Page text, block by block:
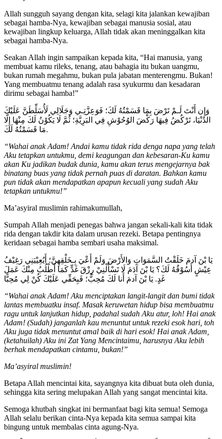
Allah sungguh sayang dengan kita, selagi kita jalankan kewajiban
sebagai hamba-Nya, kewajiban sebagai manusia sosial, atau
kewajiban lingkup keluarga, Allah tidak akan meninggalkan kita
sebagai hamba-Nya.
Seakan Allah ingin sampaikan kepada kita, “Hai manusia, yang
membuat kamu rileks, tenang, atau bahagia itu bukan uangmu,
bukan rumah megahmu, bukan pula jabatan menterengmu. Bukan!
Yang membuatmu tenang adalah rasa syukurmu dan kesadaran
dirimu sebagai hamba!”
وَإِن أَنْتَ لَـمْ تَرْضَ بِمَا قَسَمْتُهُ لَكَ؛ فَوَعِزَّتِـي وَجَلَالِي لَأُسَلِّطَنَّ عَلَيْكَ
الدُنْيَا، تَرْكُضُ فِيهَا رَكْضَ الوُحُوْشِ فِي البَرِيَّةِ؛ ثُمَّ لَا يَكُوْنُ لَكَ مِنْهَا إِلَّا
مَا قَسَمْتُهُ لَكَ.
“Wahai anak Adam! Andai kamu tidak rida denga napa yang telah
Aku tetapkan untukmu, demi keagungan dan kebesaran-Ku kamu
akan Ku jadikan budak dunia, kamu akan terus mengejarnya bak
binatang buas yang tidak pernah puas di daratan. Bahkan kamu
pun tidak akan mendapatkan apapun kecuali yang sudah Aku
tetapkan untukmu!”
Ma’asyiral muslimin rahimakumullah,
Sumpah Allah menjadi penegas bahwa jangan sekali-kali kita tidak
rida dengan takdir kita dalam urusan rezeki. Betapa pentingnya
keridaan sebagai hamba sembari usaha maksimal.
يَا بْنَ آدمَ خَلَقْتُ السَّمَوَاتِ وَالأَرْضَ وَلَمْ أَعْيَ بِـخَلْقِهِنَّ؛ أَيُعِيْيَنِي رَغِيْفُ
عِيْشٍ أَسُوْقُهُ لَكَ؟ يَا بْنَ آدَمَ لَا تَسْأَلْنِيْ رِزْقَ غَدٍّ كَمَا أَطْلُبُ مِنْكَ عَمَلَ
غَدٍ. يَا بْنَ آدمَ أَنا لَكَ مُحِبٌّ؛ فَبِحَقِّي عَلَيْكَ كُنْ لِي مُحِبًّا
“Wahai anak Adam! Aku menciptakan langit-langit dan bumi tidak
lantas membuatku insaf. Masak keruwetan hidup bisa membuatmu
ragu untuk lanjutkan hidup, padahal sudah Aku atur, loh! Hai anak
Adam! (Sudah) janganlah kau menuntut untuk rezeki esok hari, toh
Aku juga tidak menuntut amal baik di hari esok! Hai anak Adam,
(ketahuilah) Aku ini Zat Yang Mencintaimu, harusnya Aku lebih
berhak mendapatkan cintamu, bukan!”
Ma’asyiral muslimin!
Betapa Allah mencintai kita, sayangnya kita dibuat buta oleh dunia,
sehingga kita sering melupakan Allah yang sangat mencintai kita.
Semoga khutbah singkat ini bermanfaat bagi kita semua! Semoga
Allah selalu berikan cinta-Nya kepada kita semua sampai kita
bingung untuk membalas cinta agung-Nya.